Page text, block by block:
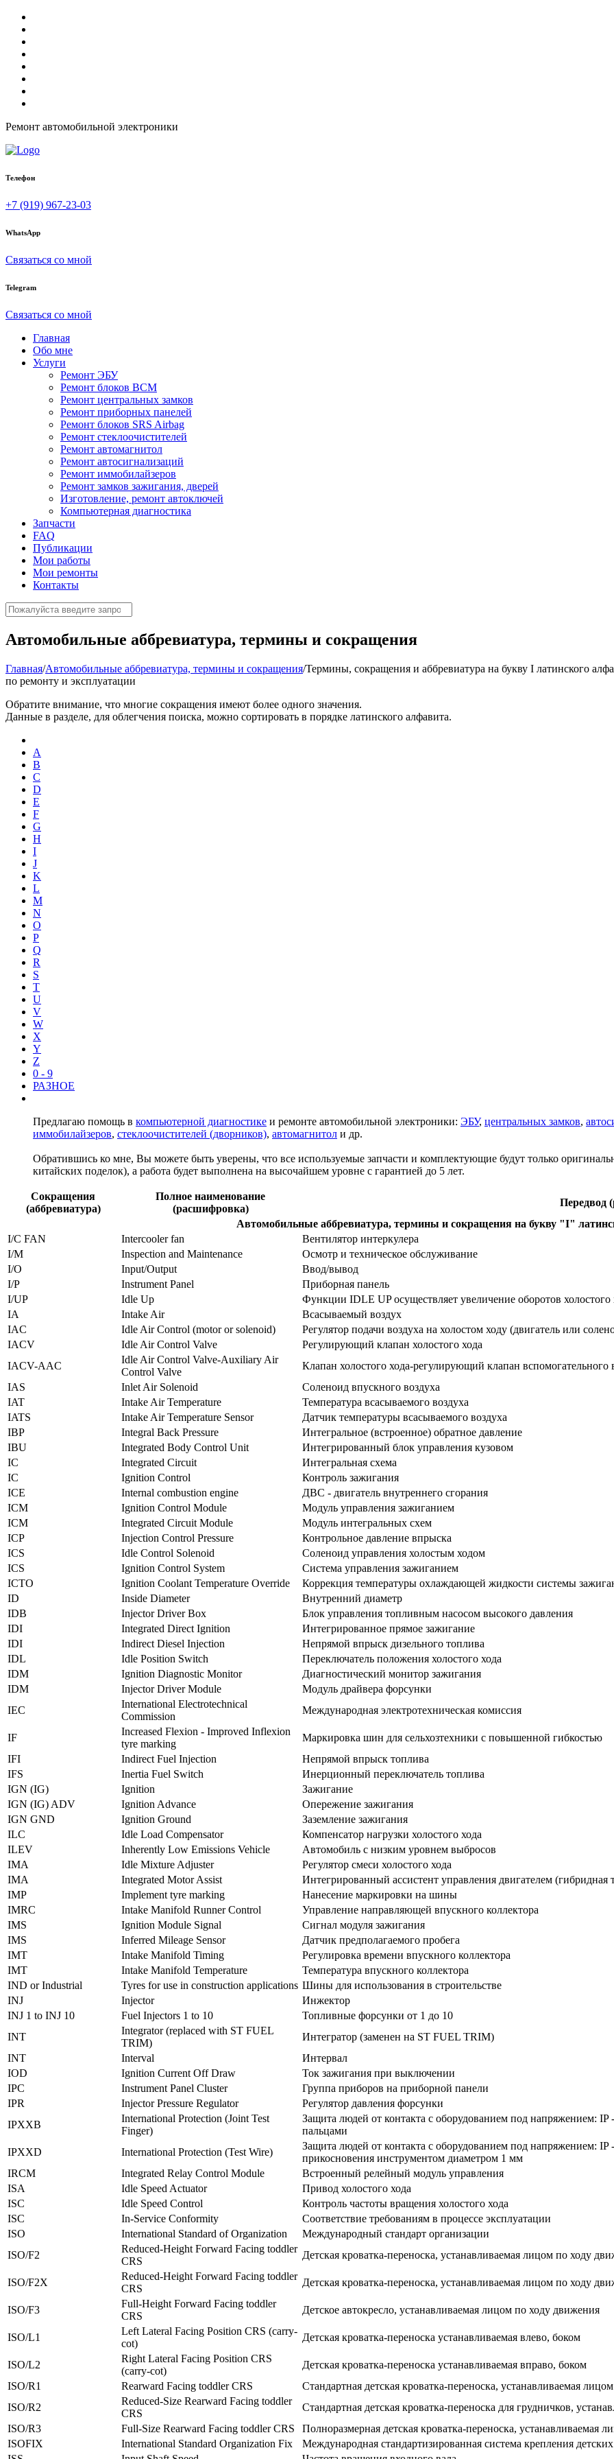
Ремонт автомобильной электроники
Телефон
+7 (919) 967-23-03
WhatsApp
Связаться со мной
Telegram
Связаться со мной
Главная
Обо мне
Услуги
Ремонт ЭБУ
Ремонт блоков BCМ
Ремонт центральных замков
Ремонт приборных панелей
Ремонт блоков SRS Airbag
Ремонт стеклоочистителей
Ремонт автомагнитол
Ремонт автосигнализаций
Ремонт иммобилайзеров
Ремонт замков зажигания, дверей
Изготовление, ремонт автоключей
Компьютерная диагностика
Запчасти
FAQ
Публикации
Мои работы
Мои ремонты
Контакты
Автомобильные аббревиатура, термины и сокращения
Главная/Автомобильные аббревиатура, термины и сокращения/Термины, сокращения и аббревиатура на букву I латинского
по ремонту и эксплуатации
Обратите внимание, что многие сокращения имеют более одного значения.
Данные в разделе, для облегчения поиска, можно сортировать в порядке латинского алфавита.
A
B
C
D
E
F
G
H
I
J
K
L
M
N
O
P
Q
R
S
T
U
V
W
X
Y
Z
0 - 9
РАЗНОЕ
Предлагаю помощь в компьютерной диагностике и ремонте автомобильной электроники: ЭБУ, центральных замков,
иммобилайзеров, стеклоочистителей (дворников), автомагнитол и др.
Обратившись ко мне, Вы можете быть уверены, что все используемые запчасти и комплектующие будут только
китайских поделок), а работа будет выполнена на высочайшем уровне с гарантией до 5 лет.
Сокращения
(аббревиатура)
Полное наименование
(расшифровка)
Передвод
Автомобильные аббревиатура, термины и сокращения на букву "I"
I/C FAN
Intercooler fan
Вентилятор интеркулера
I/M
Inspection and Maintenance
Осмотр и техническое обслуживание
I/O
Input/Output
Ввод/вывод
I/P
Instrument Panel
Приборная панель
I/UP
Idle Up
Функции IDLE UP осуществляет увеличение оборотов холостого
IA
Intake Air
Всасываемый воздух
IAC
Idle Air Control (motor or solenoid)
Регулятор подачи воздуха на холостом ходу (двигатель или
IACV
Idle Air Control Valve
Регулирующий клапан холостого хода
IACV-AAC
Idle Air Control Valve-Auxiliary Air
Control Valve
Клапан холостого хода-регулирующий клапан вспомогательного
IAS
Inlet Air Solenoid
Соленоид впускного воздуха
IAT
Intake Air Temperature
Температура всасываемого воздуха
IATS
Intake Air Temperature Sensor
Датчик температуры всасываемого воздуха
IBP
Integral Back Pressure
Интегральное (встроенное) обратное давление
IBU
Integrated Body Control Unit
Интегрированный блок управления кузовом
IC
Integrated Circuit
Интегральная схема
IC
Ignition Control
Контроль зажигания
ICE
Internal combustion engine
ДВС - двигатель внутреннего сгорания
ICM
Ignition Control Module
Модуль управления зажиганием
ICM
Integrated Circuit Module
Модуль интегральных схем
ICP
Injection Control Pressure
Контрольное давление впрыска
ICS
Idle Control Solenoid
Соленоид управления холостым ходом
ICS
Ignition Control System
Система управления зажиганием
ICTO
Ignition Coolant Temperature Override
Коррекция температуры охлаждающей жидкости системы
ID
Inside Diameter
Внутренний диаметр
IDB
Injector Driver Box
Блок управления топливным насосом высокого давления
IDI
Integrated Direct Ignition
Интегрированное прямое зажигание
IDI
Indirect Diesel Injection
Непрямой впрыск дизельного топлива
IDL
Idle Position Switch
Переключатель положения холостого хода
IDM
Ignition Diagnostic Monitor
Диагностический монитор зажигания
IDM
Injector Driver Module
Модуль драйвера форсунки
IEC
International Electrotechnical
Commission
Международная электротехническая комиссия
IF
Increased Flexion - Improved Inflexion
tyre marking
Маркировка шин для сельхозтехники с повышенной гибкостью
IFI
Indirect Fuel Injection
Непрямой впрыск топлива
IFS
Inertia Fuel Switch
Инерционный переключатель топлива
IGN (IG)
Ignition
Зажигание
IGN (IG) ADV
Ignition Advance
Опережение зажигания
IGN GND
Ignition Ground
Заземление зажигания
ILC
Idle Load Compensator
Компенсатор нагрузки холостого хода
ILEV
Inherently Low Emissions Vehicle
Автомобиль с низким уровнем выбросов
IMA
Idle Mixture Adjuster
Регулятор смеси холостого хода
IMA
Integrated Motor Assist
Интегрированный ассистент управления двигателем (гибридная
IMP
Implement tyre marking
Нанесение маркировки на шины
IMRC
Intake Manifold Runner Control
Управление направляющей впускного коллектора
IMS
Ignition Module Signal
Сигнал модуля зажигания
IMS
Inferred Mileage Sensor
Датчик предполагаемого пробега
IMT
Intake Manifold Timing
Регулировка времени впускного коллектора
IMT
Intake Manifold Temperature
Температура впускного коллектора
IND or Industrial
Tyres for use in construction applications Шины для использования в строительстве
INJ
Injector
Инжектор
INJ 1 to INJ 10
Fuel Injectors 1 to 10
Топливные форсунки от 1 до 10
INT
Integrator (replaced with ST FUEL
TRIM)
Интегратор (заменен на ST FUEL TRIM)
INT
Interval
Интервал
IOD
Ignition Current Off Draw
Ток зажигания при выключении
IPC
Instrument Panel Cluster
Группа приборов на приборной панели
IPR
Injector Pressure Regulator
Регулятор давления форсунки
IPXXB
International Protection (Joint Test
Finger)
Защита людей от контакта с оборудованием под напряжением:
пальцами
IPXXD
International Protection (Test Wire)
Защита людей от контакта с оборудованием под напряжением:
прикосновения инструментом диаметром 1 мм
IRCM
Integrated Relay Control Module
Встроенный релейный модуль управления
ISA
Idle Speed Actuator
Привод холостого хода
ISC
Idle Speed Control
Контроль частоты вращения холостого хода
ISC
In-Service Conformity
Соответствие требованиям в процессе эксплуатации
ISO
International Standard of Organization
Международный стандарт организации
ISO/F2
Reduced-Height Forward Facing toddler
CRS
Детская кроватка-переноска, устанавливаемая лицом по ходу
ISO/F2X
Reduced-Height Forward Facing toddler
CRS
Детская кроватка-переноска, устанавливаемая лицом по ходу
ISO/F3
Full-Height Forward Facing toddler
CRS
Детское автокресло, устанавливаемая лицом по ходу движения
ISO/L1
Left Lateral Facing Position CRS (carry-
cot)
Детская кроватка-переноска устанавливаемая влево, боком
ISO/L2
Right Lateral Facing Position CRS
(carry-cot)
Детская кроватка-переноска устанавливаемая вправо, боком
ISO/R1
Rearward Facing toddler CRS
Стандартная детская кроватка-переноска, устанавливаемая
ISO/R2
Reduced-Size Rearward Facing toddler
CRS
Стандартная детская кроватка-переноска для грудничков,
ISO/R3
Full-Size Rearward Facing toddler CRS
Полноразмерная детская кроватка-переноска, устанавливаемая
ISOFIX
International Standard Organization Fix
Международная стандартизированная система крепления